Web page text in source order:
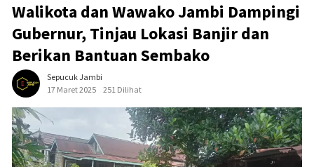
Walikota dan Wawako Jambi Dampingi
Gubernur, Tinjau Lokasi Banjir dan
Berikan Bantuan Sembako
Sepucuk Jambi
17 Maret 2025
251 Dilihat